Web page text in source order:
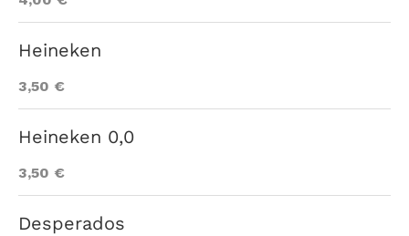
Heineken
3,50 €
Heineken 0,0
3,50 €
Desperados